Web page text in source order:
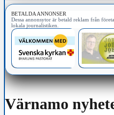
BETALDA ANNONSER
Dessa annonsytor är betald reklam från
lokala journalistiken.
Värnamo